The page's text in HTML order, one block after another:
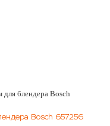
для блендера Bosch